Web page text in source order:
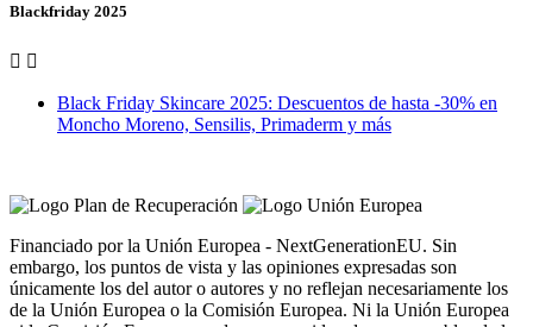
Blackfriday 2025
 
Black Friday Skincare 2025: Descuentos de hasta -30% en
Moncho Moreno, Sensilis, Primaderm y más
Financiado por la Unión Europea - NextGenerationEU. Sin
embargo, los puntos de vista y las opiniones expresadas son
únicamente los del autor o autores y no reflejan necesariamente los
de la Unión Europea o la Comisión Europea. Ni la Unión Europea